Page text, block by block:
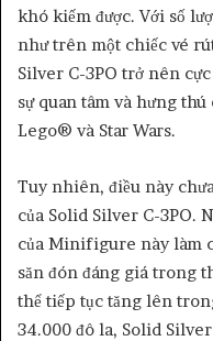
khó kiếm được. Với số
như trên một chiếc vé
Silver C-3PO trở nên
sự quan tâm và hưng
Lego® và Star Wars.
Tuy nhiên, điều này
của Solid Silver C-3PO.
của Minifigure này làm
săn đón đáng giá trong
thể tiếp tục tăng lên
34.000 đô la, Solid